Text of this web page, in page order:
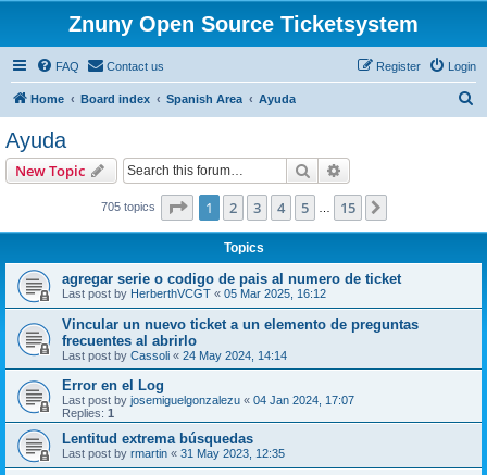
Znuny Open Source Ticketsystem
FAQ Contact us Login
Register
Home Board index Spanish Area Ayuda
Ayuda
New Topic Search
705 topics Page 1of 15
1 2 3 4 5 15
Topics
agregar serie o codigo de pais al numero de ticket
Last post by HerberthVCGT « 05 Mar 2025, 16:12
Vincular un nuevo ticket a un elemento de preguntas
frecuentes al abrirlo
Last post by Cassoli « 24 May 2024, 14:14
Error en el Log
Last post by josemiguelgonzalezu « 04 Jan 2024, 17:07
Replies: 1
Lentitud extrema búsquedas
Last post by rmartin « 31 May 2023, 12:35